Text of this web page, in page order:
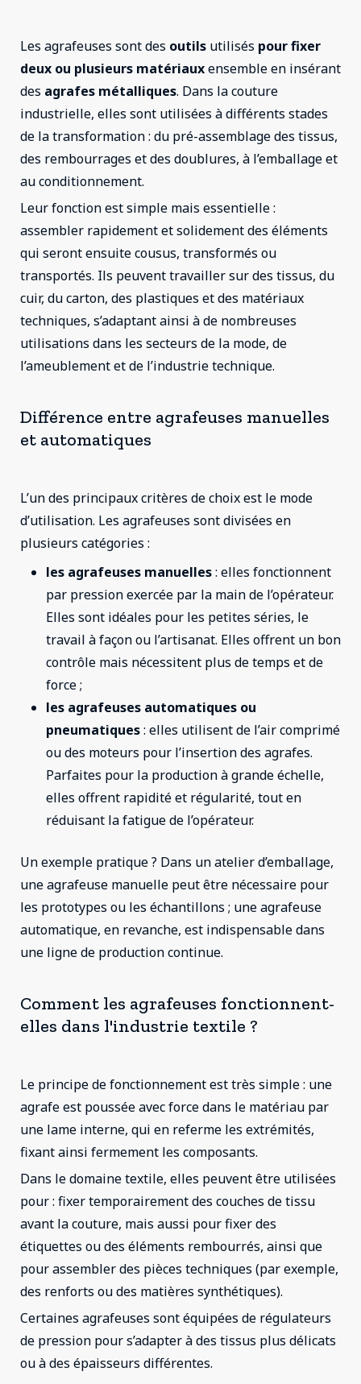
Les agrafeuses sont des outils utilisés pour fixer
deux ou plusieurs matériauxensemble en insérant
des agrafes métalliques. Dans la couture
industrielle, elles sont utilisées à différents stades
de la transformation : du pré-assemblage des tissus,
des rembourrages et des doublures, à l’emballage et
au conditionnement.
Leur fonction est simple mais essentielle :
assembler rapidement et solidement des éléments
qui seront ensuite cousus, transformés ou
transportés. Ils peuvent travailler sur des tissus, du
cuir, du carton, des plastiques et des matériaux
techniques, s’adaptant ainsi à de nombreuses
utilisations dans les secteurs de la mode, de
l’ameublement et de l’industrie technique.
Différence entre agrafeuses manuelles
et automatiques
L’un des principaux critères de choix est le mode
d’utilisation. Les agrafeuses sont divisées en
plusieurs catégories :
les agrafeuses manuelles: elles fonctionnent
par pression exercée par la main de l’opérateur.
Elles sont idéales pour les petites séries, le
travail à façon ou l’artisanat. Elles offrent un bon
contrôle mais nécessitent plus de temps et de
force ;
les agrafeuses automatiques ou
pneumatiques: elles utilisent de l’air comprimé
ou des moteurs pour l’insertion des agrafes.
Parfaites pour la production à grande échelle,
elles offrent rapidité et régularité, tout en
réduisant la fatigue de l’opérateur.
Un exemple pratique ? Dans un atelier d’emballage,
une agrafeuse manuelle peut être nécessaire pour
les prototypes ou les échantillons ; une agrafeuse
automatique, en revanche, est indispensable dans
une ligne de production continue.
Comment les agrafeuses fonctionnent-
elles dans l'industrie textile ?
Le principe de fonctionnement est très simple : une
agrafe est poussée avec force dans le matériau par
une lame interne, qui en referme les extrémités,
fixant ainsi fermement les composants.
Dans le domaine textile, elles peuvent être utilisées
pour : fixer temporairement des couches de tissu
avant la couture, mais aussi pour fixer des
étiquettes ou des éléments rembourrés, ainsi que
pour assembler des pièces techniques (par exemple,
des renforts ou des matières synthétiques).
Certaines agrafeuses sont équipées de régulateurs
de pression pour s’adapter à des tissus plus délicats
ou à des épaisseurs différentes.